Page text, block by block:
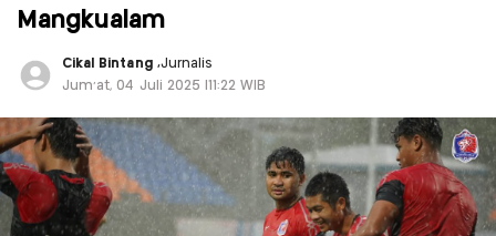
Mangkualam
Cikal Bintang ,Jurnalis
Jum'at, 04 Juli 2025 |11:22 WIB